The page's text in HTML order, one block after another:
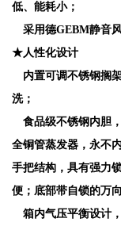
低、能耗小；
采用德GEBM静音
★人性化设计
内置可调不锈钢搁
洗；
食品级不锈钢内胆
全铜管蒸发器，永不
手把结构，具有强力
便；底部带自锁的万
箱内气压平衡设计